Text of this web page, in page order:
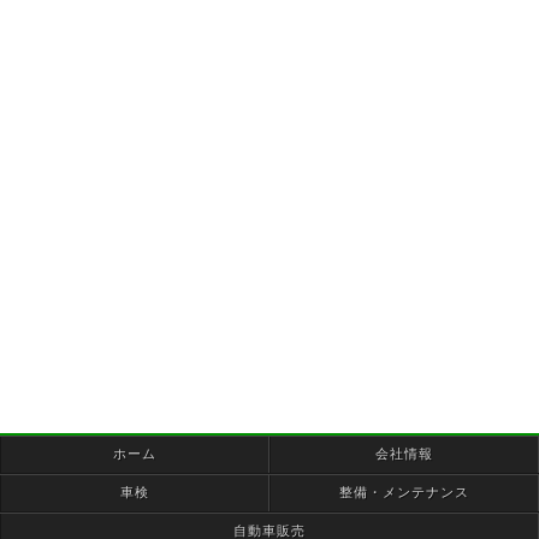
ホーム 会社情報
車検 整備・メンテナンス
自動車販売